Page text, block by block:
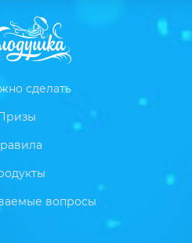
сделать
вопросы